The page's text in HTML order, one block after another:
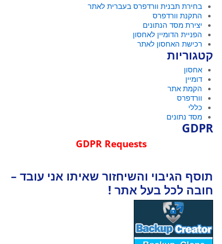
בחירת תבנית וורדפרס בעברית לאתר
התקנת וורדפרס
יצירת מסד הנתונים
הפניית הדומיין לאחסון
רכישת האחסון לאתר
קטגוריות
אחסון
דומיין
הקמת אתר
וורדפרס
כללי
מסד נתונים
GDPR
GDPR Requests
תוסף הגיבוי והשיחזור שאיתו אני עובד –
חובה לכל בעל אתר !